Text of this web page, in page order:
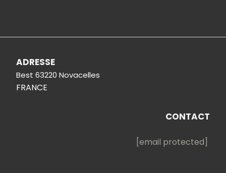
ADRESSE
Best 63220 Novacelles
FRANCE
CONTACT
[email protected]